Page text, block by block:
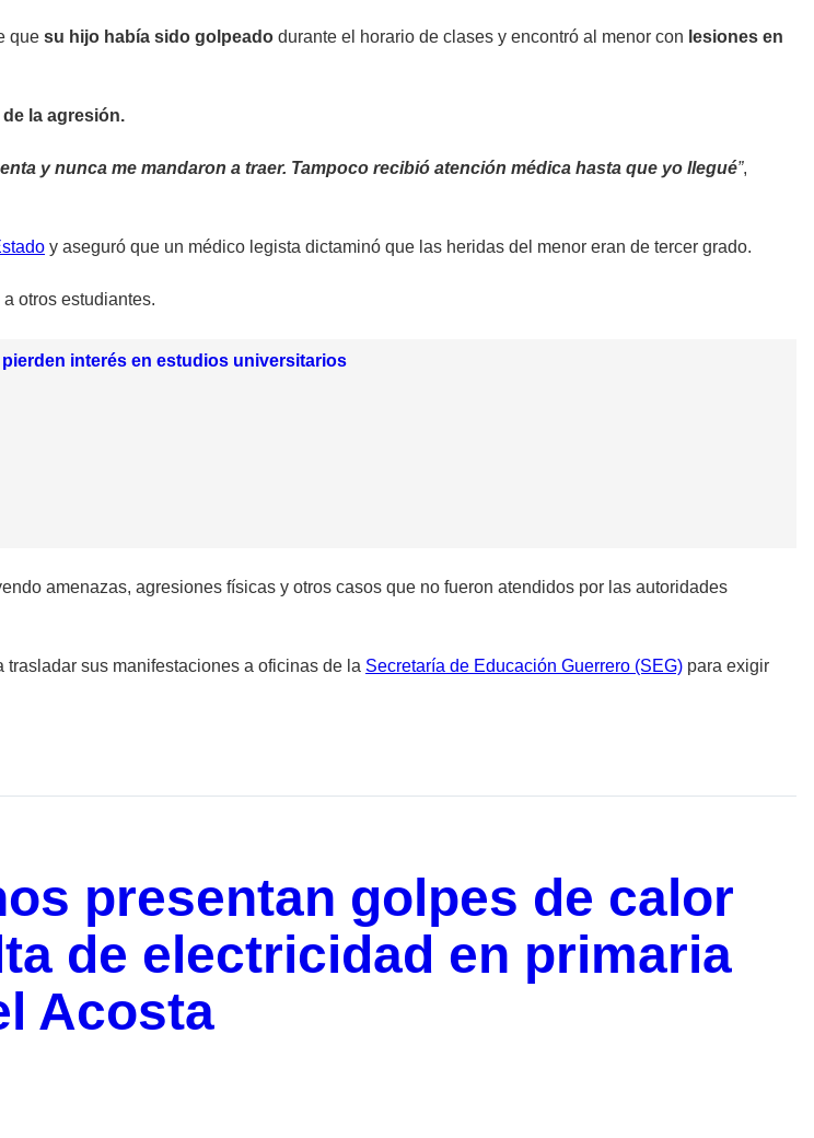
que su hijo había sido golpeado durante el horario de clases y encontró al menor con lesiones en
la agresión.
y nunca me mandaron a traer. Tampoco recibió atención médica hasta que yo llegué”,
y aseguró que un médico legista dictaminó que las heridas del menor eran de tercer grado.
otros estudiantes.
interés en estudios universitarios
amenazas, agresiones físicas y otros casos que no fueron atendidos por las autoridades
sus manifestaciones a oficinas de la Secretaría de Educación Guerrero (SEG) para exigir
presentan golpes de calor
de electricidad en primaria
Acosta